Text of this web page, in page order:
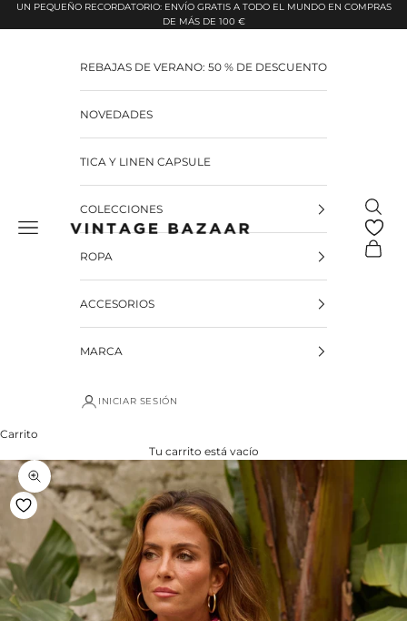
Pular para o conteúdo
UN PEQUEÑO RECORDATORIO: ENVÍO GRATIS A TODO EL MUNDO EN COMPRAS
DE MÁS DE 100 €
Vintage Bazaar
REBAJAS DE VERANO: 50 % DE DESCUENTO
NOVEDADES
TICA Y LINEN CAPSULE
COLECCIONES
ROPA
ACCESORIOS
MARCA
INICIAR SESIÓN
Carrito
Tu carrito está vacío
Zoom na imagem